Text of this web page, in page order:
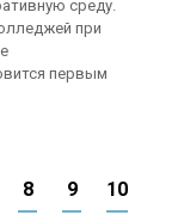
среду.
при
первым
8 9 10